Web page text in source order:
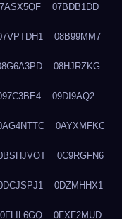
07BDB1DD
08B99MM7
08HJRZKG
09DI9AQ2
0AYXMFKC
0C9RGFN6
0DZMHHX1
0FLIL6GQ 0FXF2MUD